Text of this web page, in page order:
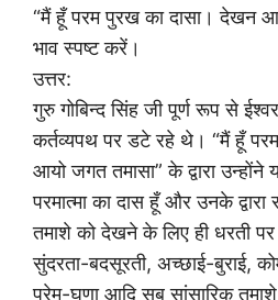
“मैं हूँ परम पुरख का दासा। देखन
भाव स्पष्ट करें।
उत्तर:
गुरु गोबिन्द सिंह जी पूर्ण रूप से
कर्तव्यपथ पर डटे रहे थे। “मैं हूँ
आयो जगत तमासा” के द्वारा उन्होंने
परमात्मा का दास हूँ और उनके
तमाशे को देखने के लिए ही धरती
सुंदरता-बदसूरती, अच्छाई-बुराई,
प्रेम-घृणा आदि सब सांसारिक